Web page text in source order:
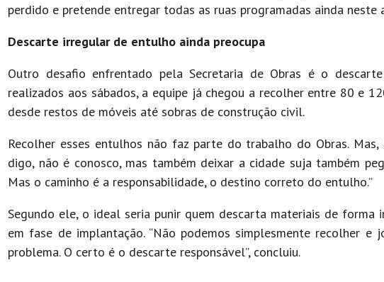
perdido e pretende entregar todas as ruas programadas ainda neste
Descarte irregular de entulho ainda preocupa
Outro desafio enfrentado pela Secretaria de Obras é o
realizados aos sábados, a equipe já chegou a recolher entre 80 e
desde restos de móveis até sobras de construção civil.
Recolher esses entulhos não faz parte do trabalho do Obras.
digo, não é conosco, mas também deixar a cidade suja também
Mas o caminho é a responsabilidade, o destino correto do entulho.”
Segundo ele, o ideal seria punir quem descarta materiais de
em fase de implantação. “Não podemos simplesmente recolher
problema. O certo é o descarte responsável”, concluiu.